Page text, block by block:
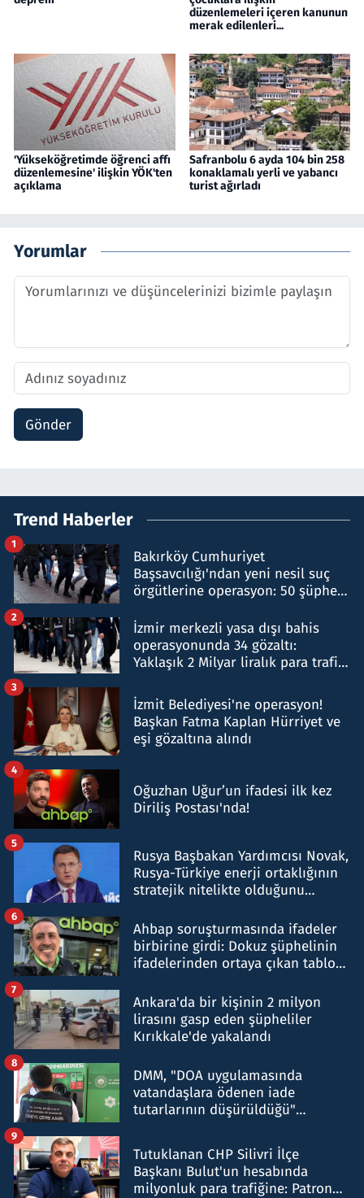
düzenlemeleri içeren kanunun
merak edilenleri...
'Yükseköğretimde öğrenci affı
düzenlemesine' ilişkin YÖK'ten
açıklama
Safranbolu 6 ayda 104 bin 258
konaklamalı yerli ve yabancı
turist ağırladı
Yorumlar
Gönder
Trend Haberler
Bakırköy Cumhuriyet
Başsavcılığı'ndan yeni nesil suç
örgütlerine operasyon: 50 şüpheli
1
İzmir merkezli yasa dışı bahis
operasyonunda 34 gözaltı:
Yaklaşık 2 Milyar liralık para trafiği
2
İzmit Belediyesi'ne operasyon!
Başkan Fatma Kaplan Hürriyet ve
eşi gözaltına alındı
3
Oğuzhan Uğur’un ifadesi ilk kez
Diriliş Postası'nda!
4
Rusya Başbakan Yardımcısı Novak,
Rusya-Türkiye enerji ortaklığının
stratejik nitelikte olduğunu
5
Ahbap soruşturmasında ifadeler
birbirine girdi: Dokuz şüphelinin
ifadelerinden ortaya çıkan tablo
6
Ankara'da bir kişinin 2 milyon
lirasını gasp eden şüpheliler
Kırıkkale'de yakalandı
7
DMM, "DOA uygulamasında
vatandaşlara ödenen iade
tutarlarının düşürüldüğü"
8
Tutuklanan CHP Silivri İlçe
Başkanı Bulut'un hesabında
milyonluk para trafiğine: Patron
9